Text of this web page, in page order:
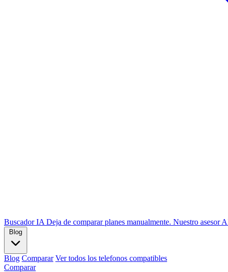
Buscador IA Deja de comparar planes manualmente. Nuestro asesor
Blog
Blog Comparar Ver todos los telefonos compatibles
Comparar